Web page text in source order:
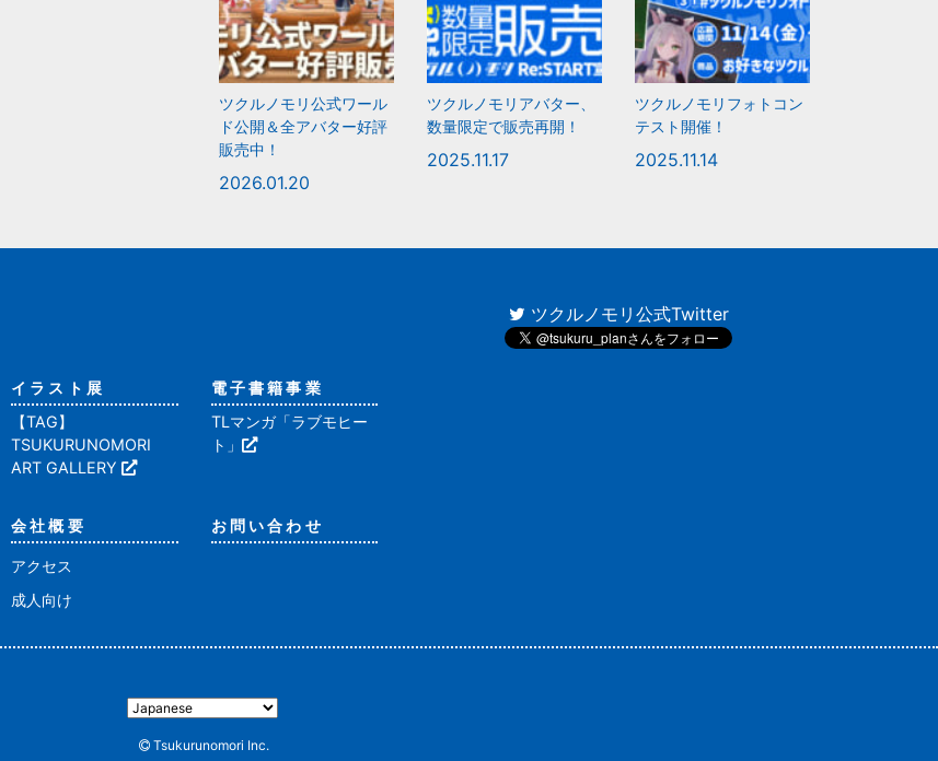
ツクルノモリ公式ワール
ド公開＆全アバター好評
販売中！
2026.01.20
ツクルノモリアバター、
数量限定で販売再開！
2025.11.17
ツクルノモリフォトコン
テスト開催！
2025.11.14
イラスト展
【TAG】
TSUKURUNOMORI
ART GALLERY
電子書籍事業
TLマンガ「ラブモヒー
ト」
会社概要
アクセス
成人向け
お問い合わせ
ツクルノモリ公式Twitter
Tsukurunomori Inc.